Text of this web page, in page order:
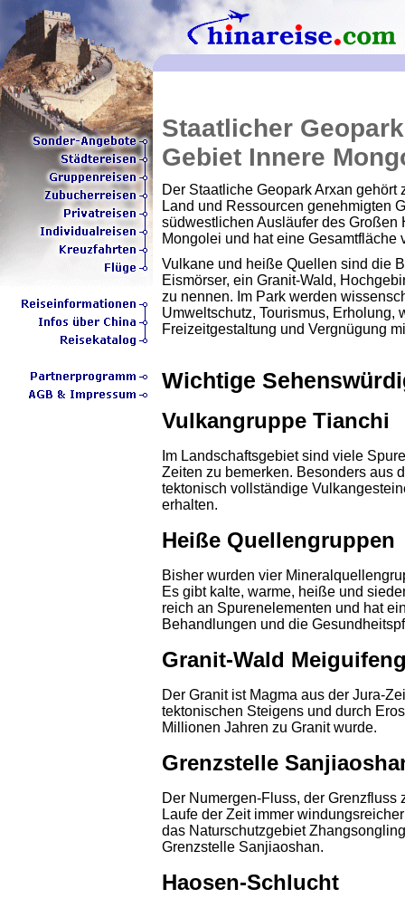
Staatlicher
Gebiet Innere
Der Staatliche Geopark Arxan gehört
Land und Ressourcen genehmigten
südwestlichen Ausläufer des
Mongolei und hat eine Gesamtfläche
Vulkane und heiße Quellen sind die
Eismörser, ein Granit-Wald,
zu nennen. Im Park werden
Umweltschutz, Tourismus,
Freizeitgestaltung und Vergnügung
Wichtige
Vulkangruppe Tianchi
Im Landschaftsgebiet sind viele
Zeiten zu bemerken. Besonders aus
tektonisch vollständige
erhalten.
Heiße Quellengruppen
Bisher wurden vier
Es gibt kalte, warme, heiße und
reich an Spurenelementen und hat
Behandlungen und die
Granit-Wald
Der Granit ist Magma aus der Jura-
tektonischen Steigens und durch
Millionen Jahren zu Granit wurde.
Grenzstelle
Der Numergen-Fluss, der
Laufe der Zeit immer
das Naturschutzgebiet
Grenzstelle Sanjiaoshan.
Haosen-Schlucht